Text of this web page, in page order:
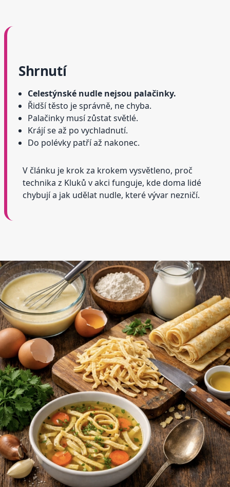
Shrnutí
Celestýnské nudle nejsou palačinky.
Řidší těsto je správně, ne chyba.
Palačinky musí zůstat světlé.
Krájí se až po vychladnutí.
Do polévky patří až nakonec.
V článku je krok za krokem vysvětleno, proč
technika z Kluků v akci funguje, kde doma lidé
chybují a jak udělat nudle, které vývar nezničí.